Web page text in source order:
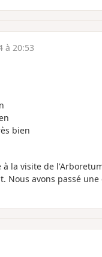
à 20:53
bien
la visite de
Nous avons passé une